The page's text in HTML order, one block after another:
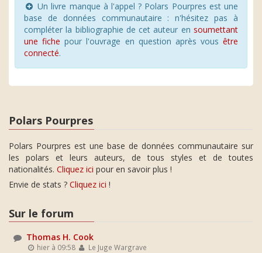
Un livre manque à l'appel ? Polars Pourpres est une
base de données communautaire : n'hésitez pas à
compléter la bibliographie de cet auteur en soumettant
une fiche pour l'ouvrage en question après vous être
connecté.
Polars Pourpres
Polars Pourpres est une base de données communautaire sur
les polars et leurs auteurs, de tous styles et de toutes
nationalités. Cliquez ici pour en savoir plus !
Envie de stats ? Cliquez ici !
Sur le forum
Thomas H. Cook
hier à 09:58 Le Juge Wargrave